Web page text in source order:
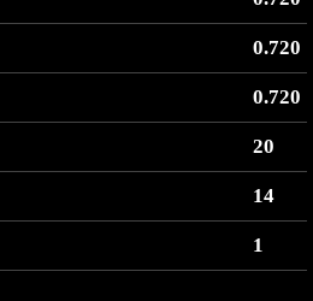
0.720
0.720
20
14
1